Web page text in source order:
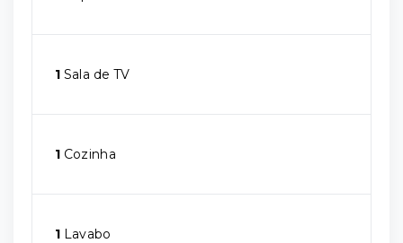
1 Sala de TV
1 Cozinha
1 Lavabo